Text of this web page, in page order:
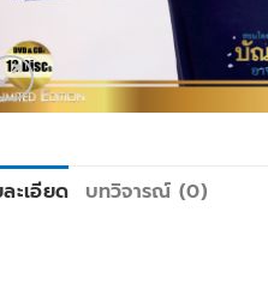
ะเอียด บทวิจารณ์ (0)